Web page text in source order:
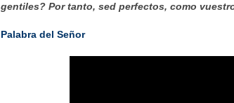
gentiles? Por tanto, sed perfectos, como
Palabra del Señor